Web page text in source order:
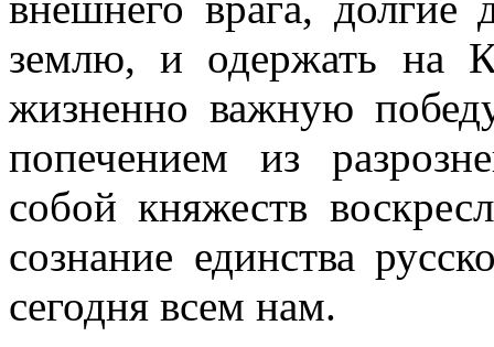
землю, и одержать на
жизненно важную
попечением из
собой княжеств
сознание единства
сегодня всем нам.